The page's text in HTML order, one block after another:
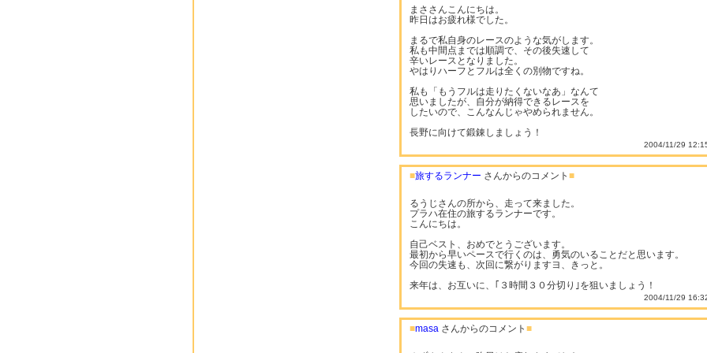
まささんこんにちは。
昨日はお疲れ様でした。
まるで私自身のレースのような気がします。
私も中間点までは順調で、その後失速して
辛いレースとなりました。
やはりハーフとフルは全くの別物ですね。
私も「もうフルは走りたくないなあ」なんて
思いましたが、自分が納得できるレースを
したいので、こんなんじゃやめられません。
長野に向けて鍛錬しましょう！
2004/11/29
■旅するランナー さんからのコメント ■
るうじさんの所から、走って来ました。
プラハ在住の旅するランナーです。
こんにちは。
自己ベスト、おめでとうございます。
最初から早いペースで行くのは、勇気のいることだと思います。
今回の失速も、次回に繋がりますヨ、きっと。
来年は、お互いに、｢３時間３０分切り｣を狙いましょう！
2004/11/29
■masa さんからのコメント ■